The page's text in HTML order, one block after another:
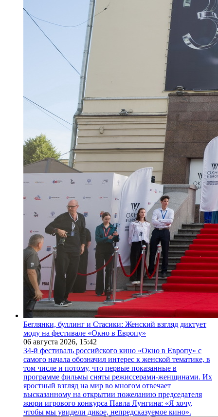
Беглянки, буллинг и Стасики: Женский взгляд диктует
моду на фестивале «Окно в Европу»
06 августа 2026, 15:42
34-й фестиваль российского кино «Окно в Европу» с
самого начала обозначил интерес к женской тематике, в
том числе и потому, что первые показанные в
программе фильмы сняты режиссерами-женщинами. Их
яростный взгляд на мир во многом отвечает
высказанному на открытии пожеланию председателя
жюри игрового конкурса Павла Лунгина: «Я хочу,
чтобы мы увидели дикое, непредсказуемое кино».